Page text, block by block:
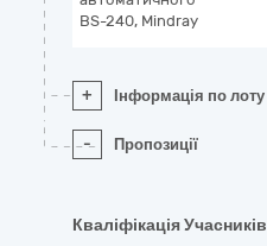
BS-240, Mindray
+ Інформація по лоту
- Пропозиції
Кваліфікація Учасників